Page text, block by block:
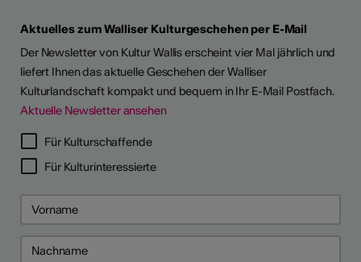
Aktuelles zum Walliser Kulturgeschehen per E-Mail
Der Newsletter von Kultur Wallis erscheint vier Mal jährlich und
liefert Ihnen das aktuelle Geschehen der Walliser
Kulturlandschaft kompakt und bequem in Ihr E-Mail Postfach.
Aktuelle Newsletter ansehen
Für Kulturschaffende
Für Kulturinteressierte